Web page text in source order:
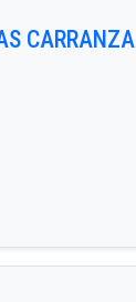
CARRANZA